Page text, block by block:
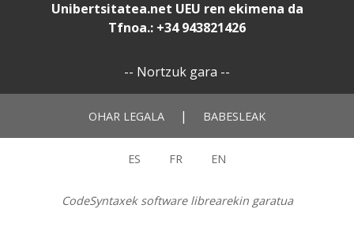
Unibertsitatea.net UEU ren ekimena da
Tfnoa.: +34 943821426
-- Nortzuk gara --
OHAR LEGALA | BABESLEAK
ES FR EN
CodeSyntaxek software librearekin garatua